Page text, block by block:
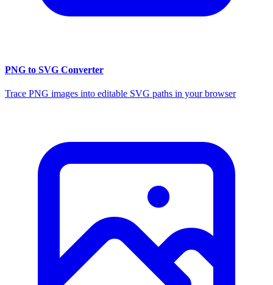
PNG to SVG Converter
Trace PNG images into editable SVG paths in your browser